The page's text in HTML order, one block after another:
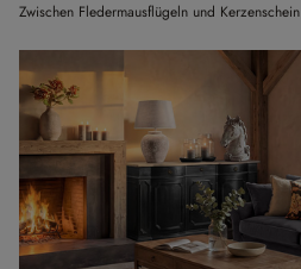
Zwischen Fledermausflügeln und Kerzenschein